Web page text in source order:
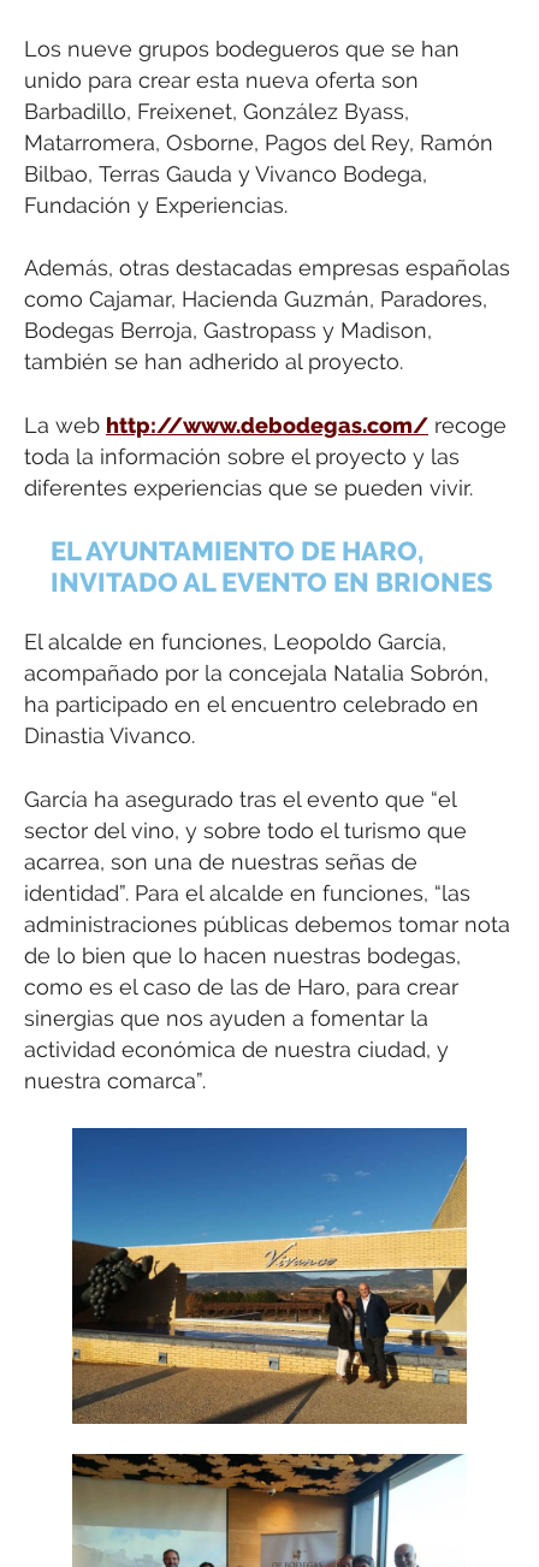
Los nueve grupos bodegueros que se han
unido para crear esta nueva oferta son
Barbadillo, Freixenet, González Byass,
Matarromera, Osborne, Pagos del Rey, Ramón
Bilbao, Terras Gauda y Vivanco Bodega,
Fundación y Experiencias.
Además, otras destacadas empresas españolas
como Cajamar, Hacienda Guzmán, Paradores,
Bodegas Berroja, Gastropass y Madison,
también se han adherido al proyecto.
La web http://www.debodegas.com/ recoge
toda la información sobre el proyecto y las
diferentes experiencias que se pueden vivir.
EL AYUNTAMIENTO DE HARO,
INVITADO AL EVENTO EN BRIONES
El alcalde en funciones, Leopoldo García,
acompañado por la concejala Natalia Sobrón,
ha participado en el encuentro celebrado en
Dinastia Vivanco.
García ha asegurado tras el evento que “el
sector del vino, y sobre todo el turismo que
acarrea, son una de nuestras señas de
identidad”. Para el alcalde en funciones, “las
administraciones públicas debemos tomar nota
de lo bien que lo hacen nuestras bodegas,
como es el caso de las de Haro, para crear
sinergias que nos ayuden a fomentar la
actividad económica de nuestra ciudad, y
nuestra comarca”.